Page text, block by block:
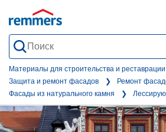
form
Материалы для строительства и реставрации
Защита и ремонт фасадов
Ремонт
Фасады из натурального камня